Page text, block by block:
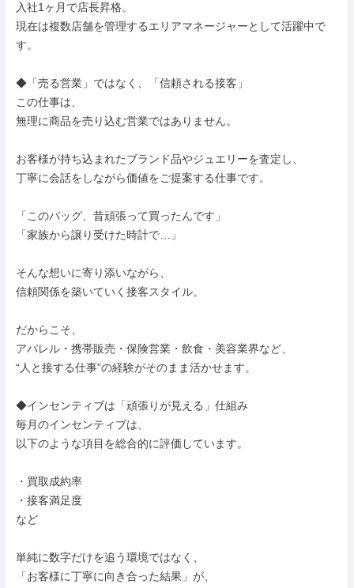
入社1ヶ月で店長昇格。
現在は複数店舗を管理するエリアマネージャーとして活躍中で
す。
◆「売る営業」ではなく、「信頼される接客」
この仕事は、
無理に商品を売り込む営業ではありません。
お客様が持ち込まれたブランド品やジュエリーを査定し、
丁寧に会話をしながら価値をご提案する仕事です。
「このバッグ、昔頑張って買ったんです」
「家族から譲り受けた時計で…」
そんな想いに寄り添いながら、
信頼関係を築いていく接客スタイル。
だからこそ、
アパレル・携帯販売・保険営業・飲食・美容業界など、
“人と接する仕事”の経験がそのまま活かせます。
◆インセンティブは「頑張りが見える」仕組み
毎月のインセンティブは、
以下のような項目を総合的に評価しています。
・買取成約率
・接客満足度
など
単純に数字だけを追う環境ではなく、
「お客様に丁寧に向き合った結果」が、